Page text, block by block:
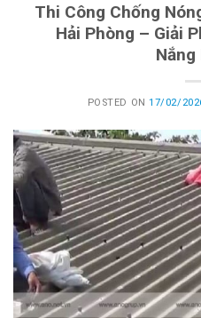
Thi Công Chống
Hải Phòng – Giải
Nắng
POSTED ON17/02/